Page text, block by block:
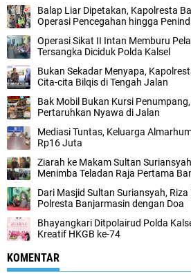
Balap Liar Dipetakan, Kapolresta
Operasi Pencegahan hingga
Operasi Sikat II Intan Memburu
Tersangka Diciduk Polda Kalsel
Bukan Sekadar Menyapa,
Cita-cita Bilqis di Tengah Jalan
Bak Mobil Bukan Kursi
Pertaruhkan Nyawa di Jalan
Mediasi Tuntas, Keluarga
Rp16 Juta
Ziarah ke Makam Sultan
Menimba Teladan Raja Pertama
Dari Masjid Sultan Suriansyah,
Polresta Banjarmasin dengan Doa
Bhayangkari Ditpolairud Polda
Kreatif HKGB ke-74
KOMENTAR